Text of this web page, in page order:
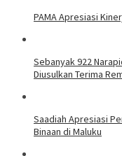
PAMA Apresiasi
Sebanyak 922
Diusulkan Terima
Saadiah Apresiasi
Binaan di Maluku